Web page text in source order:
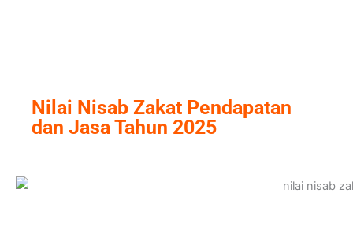
Nilai Nisab Zakat Pendapatan
dan Jasa Tahun 2025